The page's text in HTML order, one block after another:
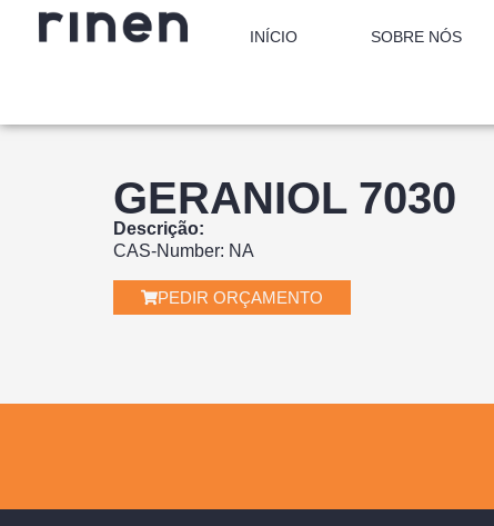
INÍCIO SOBRE NÓS
GERANIOL 7030
Descrição:
CAS-Number: NA
PEDIR ORÇAMENTO